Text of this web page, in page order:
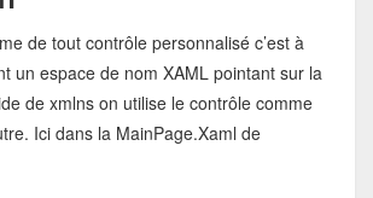
de tout contrôle personnalisé c’est à
un espace de nom XAML pointant sur la
de xmlns on utilise le contrôle comme
Ici dans la MainPage.Xaml de